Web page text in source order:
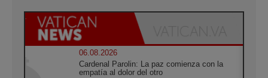
06.08.2026
Cardenal Parolin: La paz comienza con la
empatía al dolor del otro